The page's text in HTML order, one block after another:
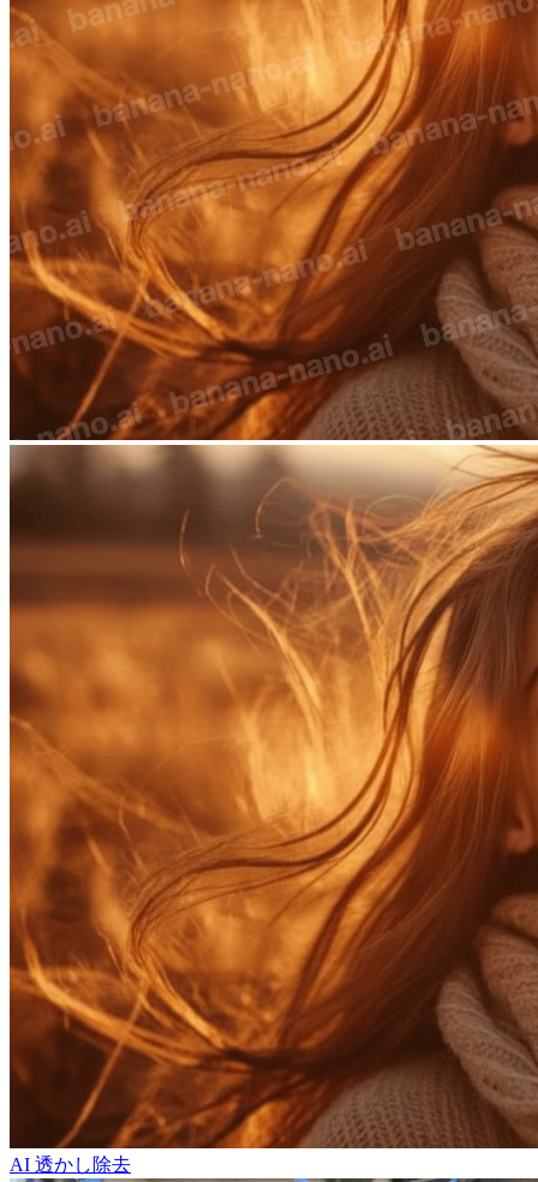
AI 透かし除去